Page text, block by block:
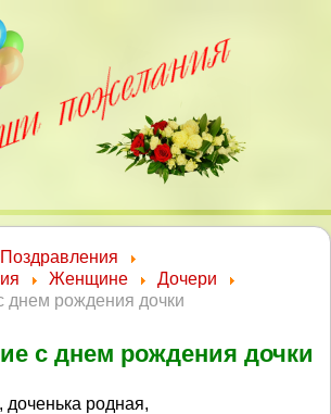
Поздравления
Женщине
Дочери
днем рождения дочки
с днем рождения дочки
родная,